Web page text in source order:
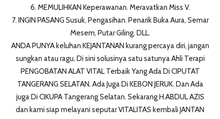
6. MEMULIHKAN Keperawanan. Meravatkan Miss V.
7. INGIN PASANG Susuk, Pengasihan. Penarik Buka Aura, Semar
Mesem, Putar Giling. DLL.
ANDA PUNYA keluhan KEJANTANAN kurang percaya diri, jangan
sungkan atau ragu, Di sini solusinya satu satunya Ahli Terapi
PENGOBATAN ALAT VITAL Terbaik Yang Ada Di CIPUTAT
TANGERANG SELATAN. Ada Juga Di KEBON JERUK. Dan Ada
juga Di CIKUPA Tangerang Selatan. Sekarang H.ABDUL AZIS
dan kami siap melayani seputar VITALITAS kembali JANTAN